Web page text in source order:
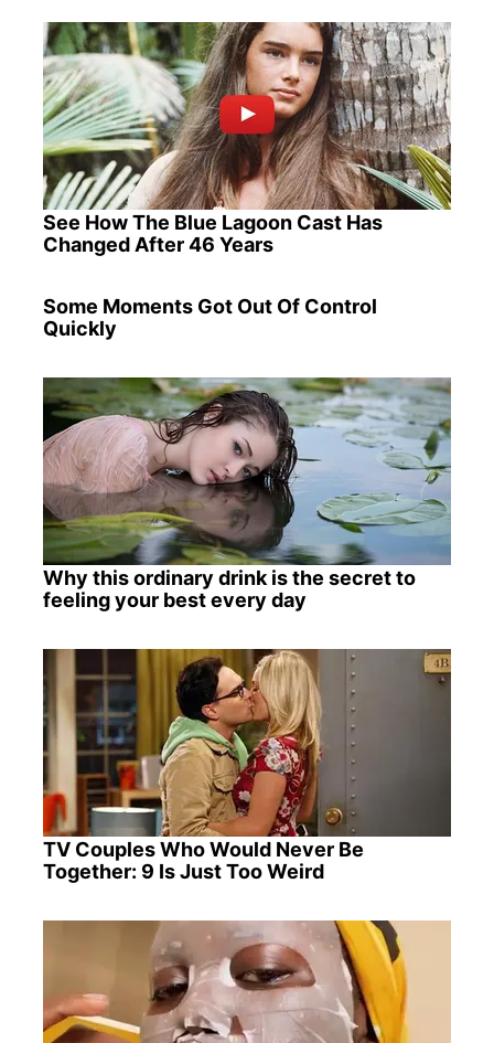
See How The Blue Lagoon Cast Has
Changed After 46 Years
Some Moments Got Out Of Control
Quickly
Why this ordinary drink is the secret to
feeling your best every day
TV Couples Who Would Never Be
Together: 9 Is Just Too Weird